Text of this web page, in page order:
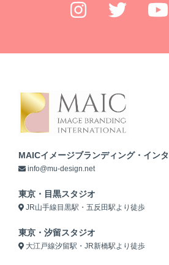
MAICイメージブランディング・イン
info@mu-design.net
東京・目黒スタジオ
JR山手線目黒駅・五反田駅より徒歩
東京・汐留スタジオ
大江戸線汐留駅・JR新橋駅より徒歩